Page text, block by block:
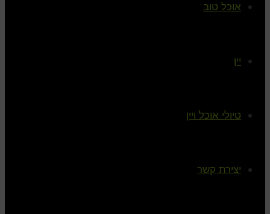
אוכל טוב
יין
טיולי אוכל ויין
יצירת קשר